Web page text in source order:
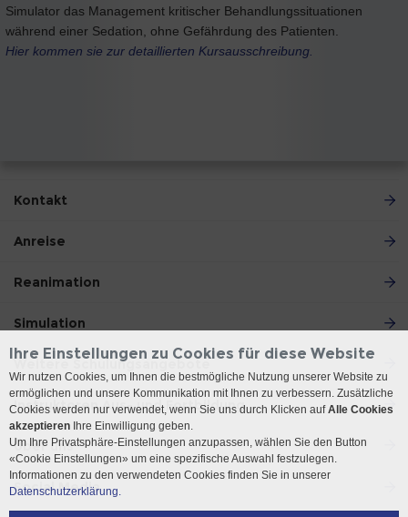
Simulator das Management kritischer Behandlungssituationen
während einer Sedation, ohne Gefährdung des Patienten.
Hier kommen sie zur detaillierten Kursausschreibung.
Kontakt
Anreise
Reanimation
Simulation
Weitere Schulungsangebote
Instruktoren Aus- und Fortbildung
Über uns
Social Media
Ihre Einstellungen zu Cookies für diese Website
Wir nutzen Cookies, um Ihnen die bestmögliche Nutzung unserer Website zu
ermöglichen und unsere Kommunikation mit Ihnen zu verbessern. Zusätzliche
Cookies werden nur verwendet, wenn Sie uns durch Klicken aufAlle Cookies
akzeptieren Ihre Einwilligung geben.
Um Ihre Privatsphäre-Einstellungen anzupassen, wählen Sie den Button
«Cookie Einstellungen» um eine spezifische Auswahl festzulegen.
Informationen zu den verwendeten Cookies finden Sie in unserer
Datenschutzerklärung.